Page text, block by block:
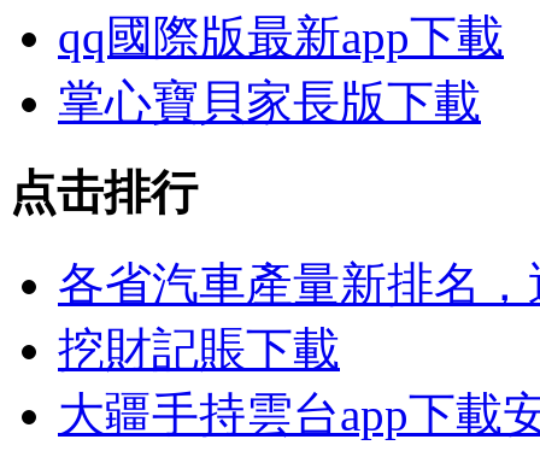
qq國際版最新app下載
掌心寶貝家長版下載
点击排行
各省汽車產量新排名
挖財記賬下載
大疆手持雲台app下載